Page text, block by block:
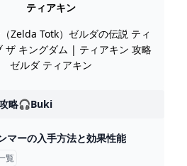
ティアキン
Zelda Totk）ゼルダの伝説 ティ
ザ キングダム | ティアキン 攻略
ゼルダ ティアキン
略🎧buki
マーの入手方法と効果性能
覧